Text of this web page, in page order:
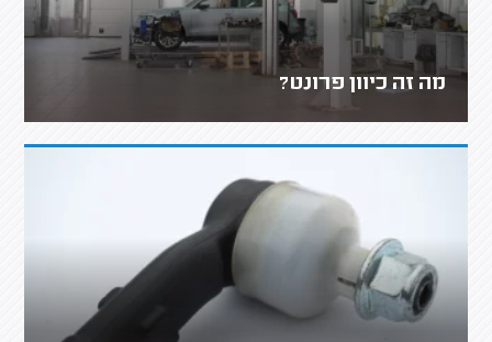
מה זה כיוון פרונט?